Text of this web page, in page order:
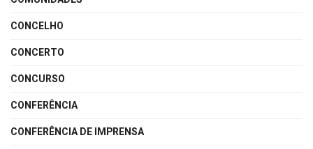
CONCELHO
CONCERTO
CONCURSO
CONFERÊNCIA
CONFERÊNCIA DE IMPRENSA